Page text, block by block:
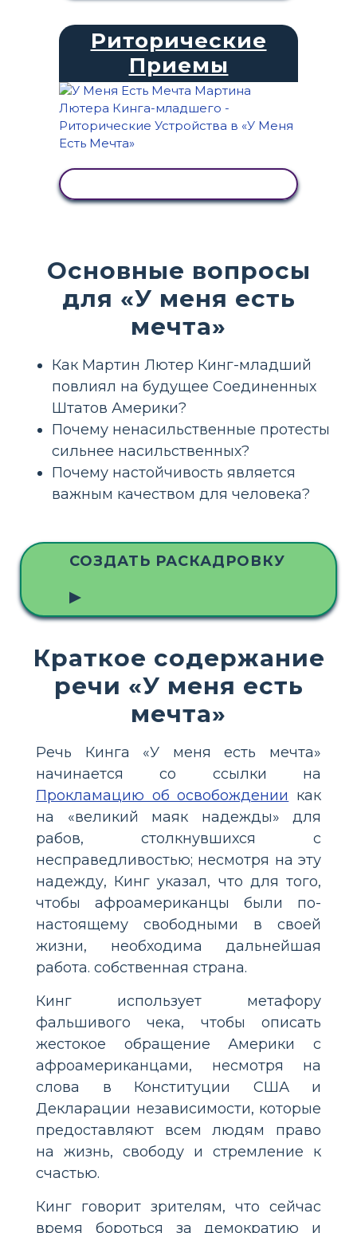
Риторические
Приемы
Основные вопросы
для «У меня есть
мечта»
Как Мартин Лютер Кинг-младший
повлиял на будущее Соединенных
Штатов Америки?
Почему ненасильственные протесты
сильнее насильственных?
Почему настойчивость является
важным качеством для человека?
СОЗДАТЬ РАСКАДРОВКУ
▶
Краткое содержание
речи «У меня есть
мечта»
Речь Кинга «У меня есть мечта»
начинается со ссылки на
Прокламацию об освобождении как
на «великий маяк надежды» для
рабов, столкнувшихся с
несправедливостью; несмотря на эту
надежду, Кинг указал, что для того,
чтобы афроамериканцы были по-
настоящему свободными в своей
жизни, необходима дальнейшая
работа. собственная страна.
Кинг использует метафору
фальшивого чека, чтобы описать
жестокое обращение Америки с
афроамериканцами, несмотря на
слова в Конституции США и
Декларации независимости, которые
предоставляют всем людям право
на жизнь, свободу и стремление к
счастью.
Кинг говорит зрителям, что сейчас
время бороться за демократию и